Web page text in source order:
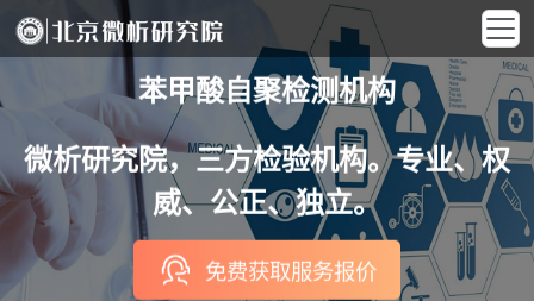
苯甲酸自聚检测机构
微析研究院，三方检验机构。专业、权
威、公正、独立。
免费获取服务报价